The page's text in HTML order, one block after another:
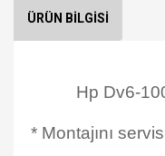
ÜRÜN BİLGİSİ
Hp Dv6-
* Montajını